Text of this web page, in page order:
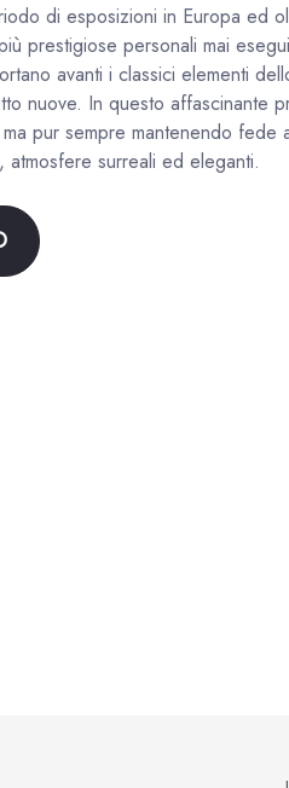
di esposizioni in Europa ed
prestigiose personali mai
avanti i classici elementi
nuove. In questo affascinante
pur sempre mantenendo fede
surreali ed eleganti.